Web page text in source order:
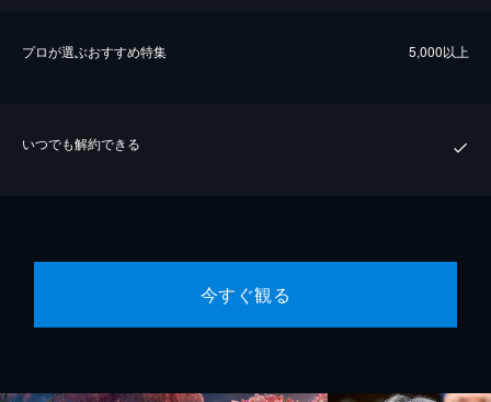
プロが選ぶおすすめ特集 5,000以上
いつでも解約できる
今すぐ観る